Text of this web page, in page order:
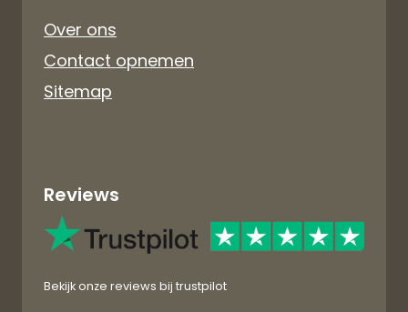
Over ons
Contact opnemen
Sitemap
Reviews
Bekijk onze reviews bij trustpilot